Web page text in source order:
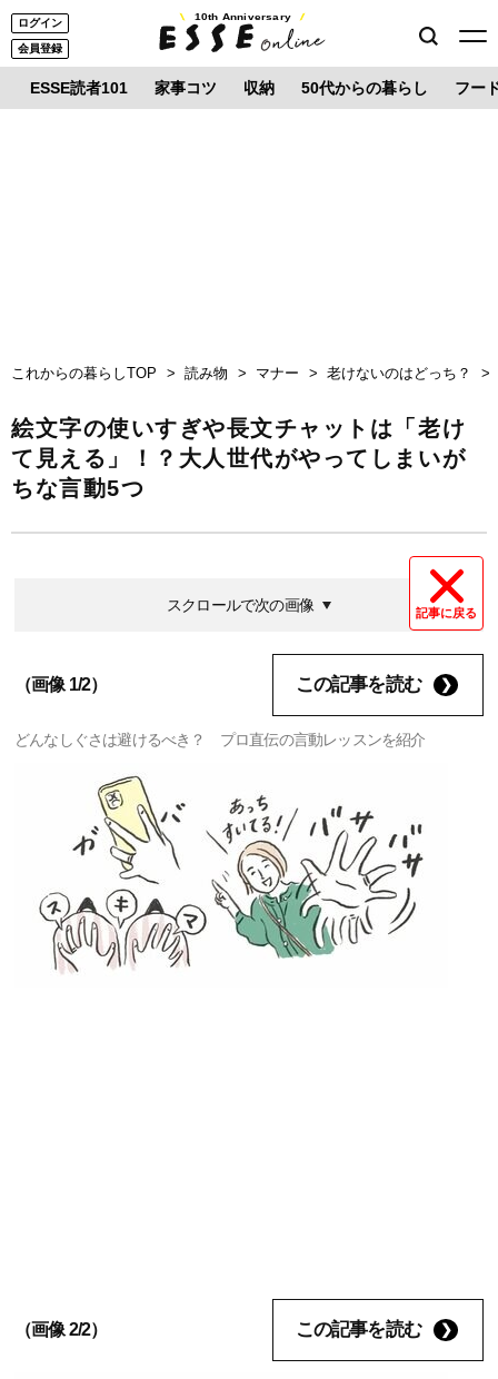
ログイン
会員登録
10th Anniversary
ESSE読者101 家事コツ 収納 50代からの暮らし フー
これからの暮らしTOP 読み物 マナー 老けないのはどっち？
絵文字の使いすぎや長文チャットは「老け
て見える」！？大人世代がやってしまいが
ちな言動5つ
記事に戻る
スクロールで次の画像
（画像 1/2） この記事を読む
どんなしぐさは避けるべき？ プロ直伝の言動レッスンを紹介
（画像 2/2） この記事を読む